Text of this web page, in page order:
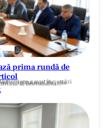
prima rundă de
Horticol, o instituție publică care va contribui la dezvoltarea…